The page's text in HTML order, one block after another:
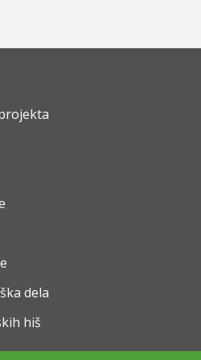
dela
hiš